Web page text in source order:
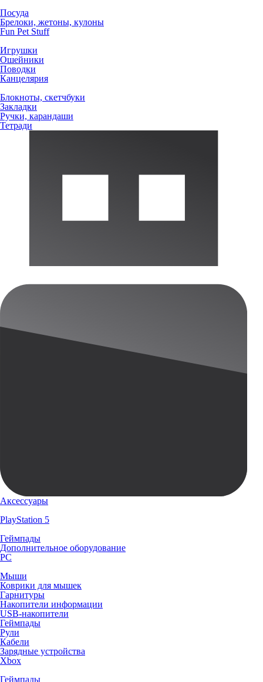
Посуда
Брелоки, жетоны, кулоны
Fun Pet Stuff
Игрушки
Ошейники
Поводки
Канцелярия
Блокноты, скетчбуки
Закладки
Ручки, карандаши
Тетради
Аксессуары
PlayStation 5
Геймпады
Дополнительное оборудование
PC
Мыши
Коврики для мышек
Гарнитуры
Накопители информации
USB-накопители
Геймпады
Рули
Кабели
Зарядные устройства
Xbox
Геймпады